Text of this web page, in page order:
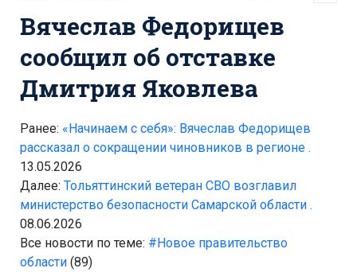
Ремонт Обводного шоссе
Набережная Тольятти
Неделя Тольятти
Вячеслав Федорищев
сообщил об отставке
Дмитрия Яковлева
Ранее: «Начинаем с себя»: Вячеслав Федорищев
рассказал о сокращении чиновников в регионе .
13.05.2026
Далее: Тольяттинский ветеран СВО возглавил
министерство безопасности Самарской области .
08.06.2026
Все новости по теме: #Новое правительство
области (89)